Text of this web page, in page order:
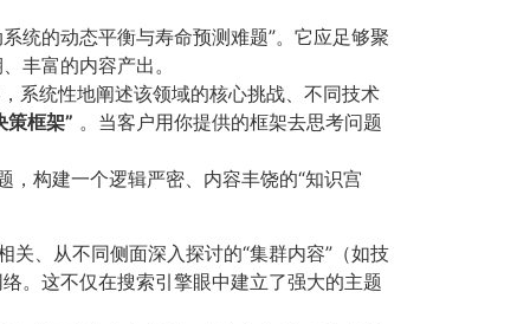
统的动态平衡与寿命预测难题”。它应足够聚
丰富的内容产出。
系统性地阐述该领域的核心挑战、不同技术
策框架”​ 。当客户用你提供的框架去思考问题
构建一个逻辑严密、内容丰饶的“知识宫
关、从不同侧面深入探讨的“集群内容”（如技
。这不仅在搜索引擎眼中建立了强大的主题